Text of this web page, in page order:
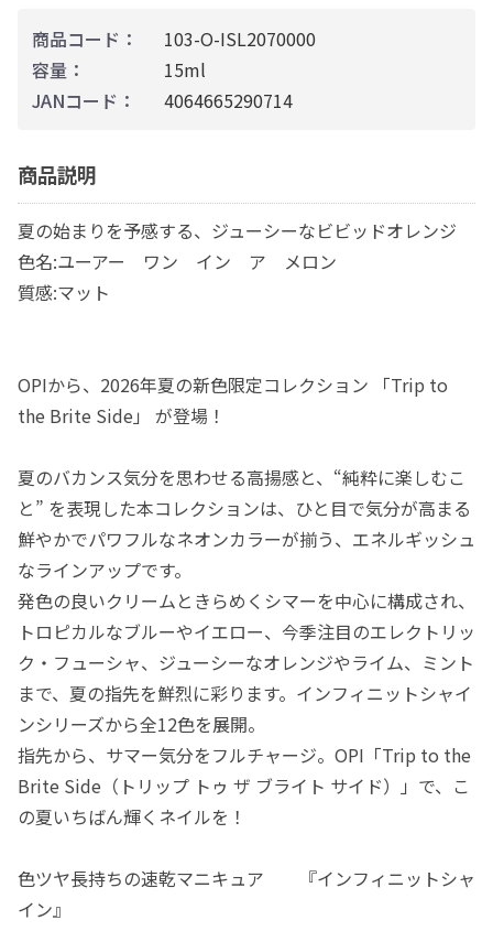
商品コード：
103-O-ISL2070000
容量：
15ml
JANコード：
4064665290714
商品説明
夏の始まりを予感する、ジューシーなビビッドオレンジ
色名:ユーアー ワン イン ア メロン
質感:マット
OPIから、2026年夏の新色限定コレクション 「Trip to
the Brite Side」 が登場！
夏のバカンス気分を思わせる高揚感と、“純粋に楽しむこ
と” を表現した本コレクションは、ひと目で気分が高まる
鮮やかでパワフルなネオンカラーが揃う、エネルギッシュ
なラインアップです。
発色の良いクリームときらめくシマーを中心に構成され、
トロピカルなブルーやイエロー、今季注目のエレクトリッ
ク・フューシャ、ジューシーなオレンジやライム、ミント
まで、夏の指先を鮮烈に彩ります。インフィニットシャイ
ンシリーズから全12色を展開。
指先から、サマー気分をフルチャージ。OPI「Trip to the
Brite Side（トリップ トゥ ザ ブライト サイド）」で、こ
の夏いちばん輝くネイルを！
色ツヤ長持ちの速乾マニキュア 『インフィニットシャ
イン』